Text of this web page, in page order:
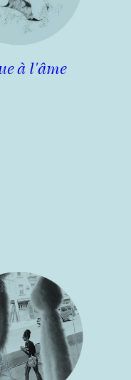
à l'âme